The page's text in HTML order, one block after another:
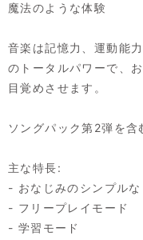
魔法のような体験
音楽は記憶力、運動能
のトータルパワーで、
目覚めさせます。
ソングパック第2弾を含
主な特長:
- おなじみのシンプル
- フリープレイモード
- 学習モード